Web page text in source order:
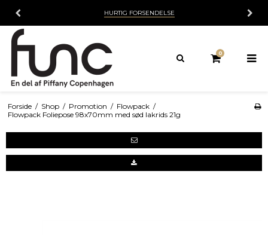
HURTIG FORSENDELSE
0
Forside / Shop / Promotion / Flowpack /
Flowpack Foliepose 98x70mm med sød lakrids 21g